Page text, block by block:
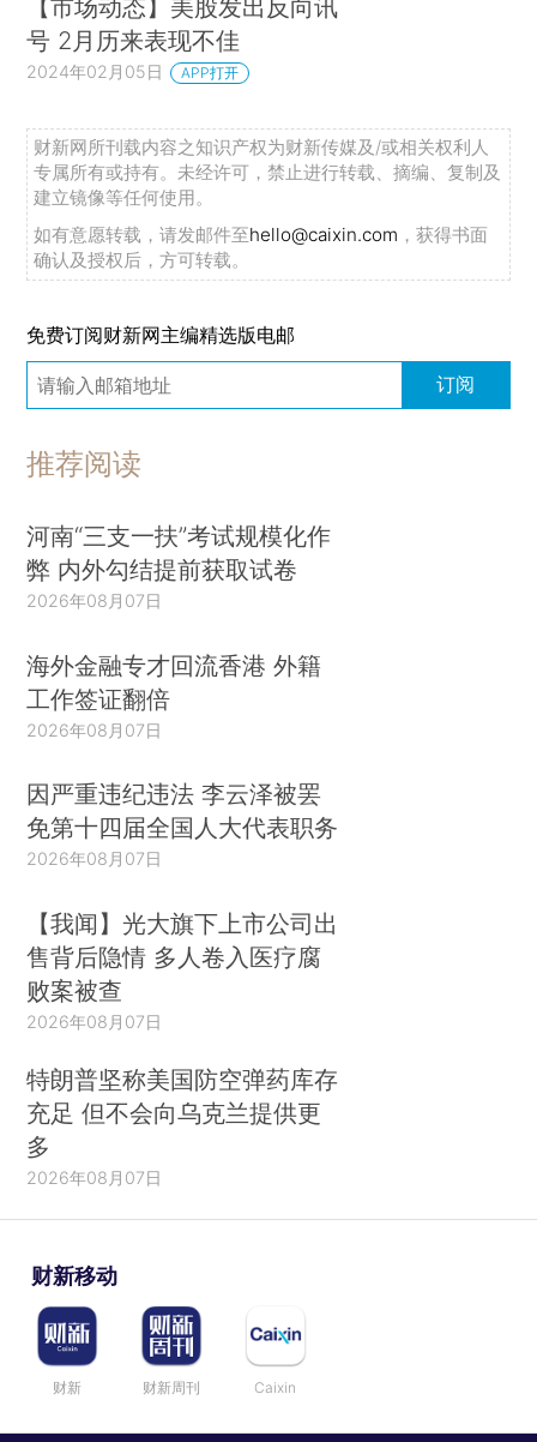
【市场动态】美股发出反向讯
号 2月历来表现不佳
2024年02月05日 APP打开
财新网所刊载内容之知识产权为财新传媒及/或相关权利人
专属所有或持有。未经许可，禁止进行转载、摘编、复制及
建立镜像等任何使用。
如有意愿转载，请发邮件至hello@caixin.com ，获得书面
确认及授权后，方可转载。
免费订阅财新网主编精选版电邮
订阅
推荐阅读
河南“三支一扶”考试规模化作
弊 内外勾结提前获取试卷
2026年08月07日
海外金融专才回流香港 外籍
工作签证翻倍
2026年08月07日
因严重违纪违法 李云泽被罢
免第十四届全国人大代表职务
2026年08月07日
【我闻】光大旗下上市公司出
售背后隐情 多人卷入医疗腐
败案被查
2026年08月07日
特朗普坚称美国防空弹药库存
充足 但不会向乌克兰提供更
多
2026年08月07日
财新移动
财新 财新周刊 Caixin